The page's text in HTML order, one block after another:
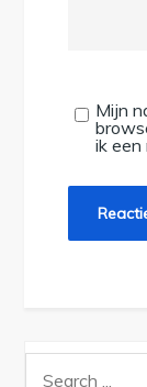
Mijn
ik een